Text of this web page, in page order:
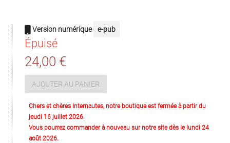
Version numérique e-pub
Épuisé
24,00 €
AJOUTER AU PANIER
Chers et chères Internautes, notre boutique est fermée à partir du
jeudi 16 juillet 2026.
Vous pourrez commander à nouveau sur notre site dès le lundi 24
août 2026.